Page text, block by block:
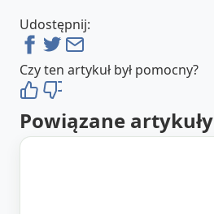
Udostępnij:
Czy ten artykuł był pomocny?
Powiązane artykuły